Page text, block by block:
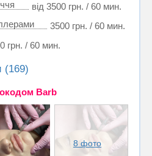
від 3500 грн. / 60 мин.
3500 грн. / 60 мин.
грн. / 60 мин.
(169)
Barb
8 фото